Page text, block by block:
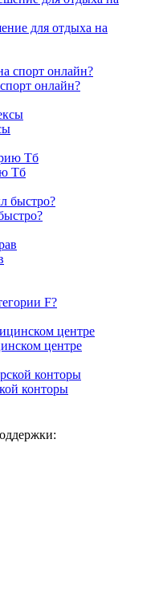
для отдыха на
онлайн?
Тб
F?
центре
конторы